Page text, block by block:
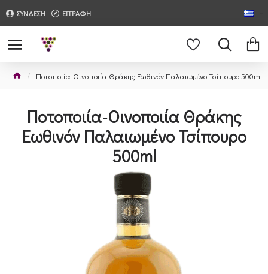
ΣΥΝΔΕΣΗ ΕΓΓΡΑΦΗ
Ποτοποιία-Οινοποιία Θράκης Εωθινόν Παλαιωμένο Τσίπουρο 500ml
Ποτοποιία-Οινοποιία Θράκης
Εωθινόν Παλαιωμένο Τσίπουρο
500ml